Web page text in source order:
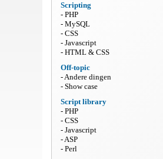
Scripting
PHP
MySQL
CSS
Javascript
HTML & CSS
Off-topic
Andere dingen
Show case
Script library
PHP
CSS
Javascript
ASP
Perl